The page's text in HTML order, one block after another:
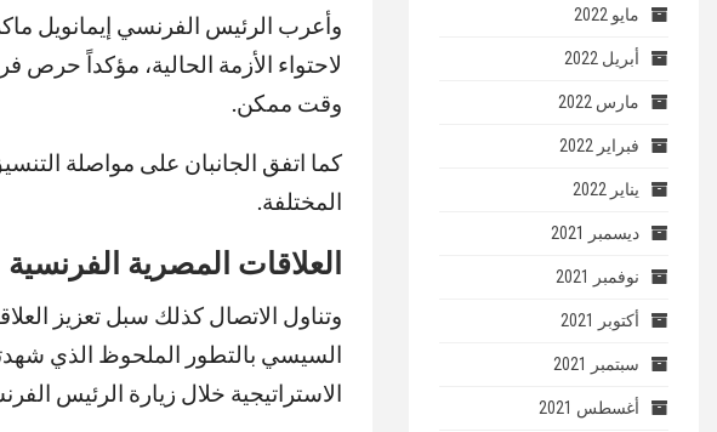
وأعرب الرئيس الفرنسي إيمانويل
لاحتواء الأزمة الحالية، مؤكداً
وقت ممكن.
كما اتفق الجانبان على مواصلة
المختلفة.
العلاقات المصرية الفرنسية
وتناول الاتصال كذلك سبل تعزيز
السيسي بالتطور الملحوظ الذي
الاستراتيجية خلال زيارة الرئيس
مايو 2022
أبريل 2022
مارس 2022
فبراير 2022
يناير 2022
ديسمبر 2021
نوفمبر 2021
أكتوبر 2021
سبتمبر 2021
أغسطس 2021